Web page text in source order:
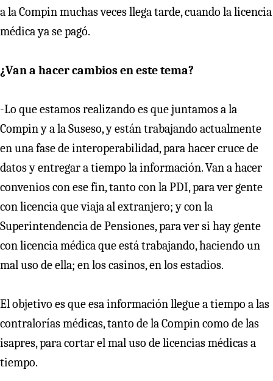
a la Compin muchas veces llega tarde, cuando la licencia
médica ya se pagó.
¿Van a hacer cambios en este tema?
-Lo que estamos realizando es que juntamos a la
Compin y a la Suseso, y están trabajando actualmente
en una fase de interoperabilidad, para hacer cruce de
datos y entregar a tiempo la información. Van a hacer
convenios con ese fin, tanto con la PDI, para ver gente
con licencia que viaja al extranjero; y con la
Superintendencia de Pensiones, para ver si hay gente
con licencia médica que está trabajando, haciendo un
mal uso de ella; en los casinos, en los estadios.
El objetivo es que esa información llegue a tiempo a las
contralorías médicas, tanto de la Compin como de las
isapres, para cortar el mal uso de licencias médicas a
tiempo.